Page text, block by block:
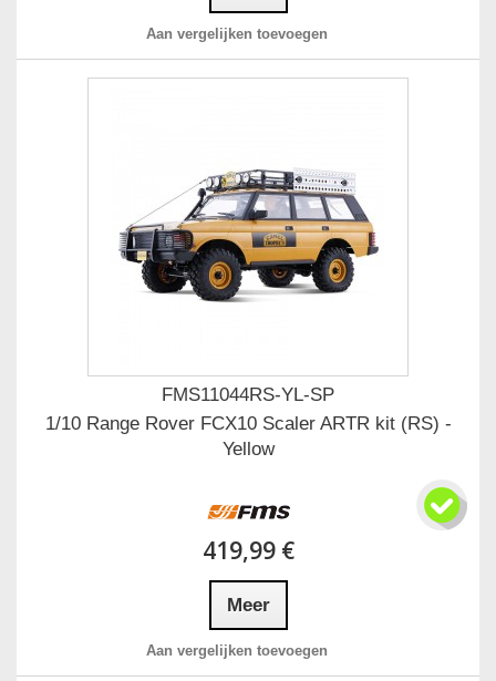
Aan vergelijken toevoegen
FMS11044RS-YL-SP
1/10 Range Rover FCX10 Scaler ARTR kit (RS) -
Yellow
419,99 €
Meer
Aan vergelijken toevoegen